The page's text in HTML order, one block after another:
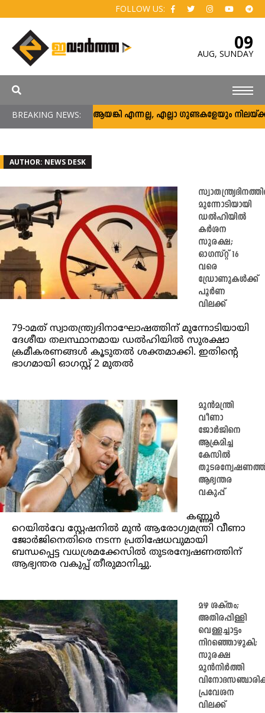
FOLLOW US:
09
AUG, SUNDAY
BREAKING NEWS:
അര്‍ജുന്‍ ആയങ്കി എന്നല്ല, എല്ലാ ഗുണ്ടകളേയും നിലയ്ക്ക്
AUTHOR: NEWS DESK
മുന്നോടിയായി
ഡൽഹിയിൽ
കർശന
സുരക്ഷ;
ഓഗസ്റ്റ് 16
വരെ
ഡ്രോണുകൾക്ക്
പൂർണ
വിലക്ക്
79-ാമത് സ്വാതന്ത്ര്യദിനാഘോഷത്തിന് മുന്നോടിയായി
ദേശീയ തലസ്ഥാനമായ ഡൽഹിയിൽ സുരക്ഷാ
ക്രമീകരണങ്ങൾ കൂടുതൽ ശക്തമാക്കി. ഇതിന്റെ
ഭാഗമായി ഓഗസ്റ്റ് 2 മുതൽ
മുൻമന്ത്രി
വീണാ
ജോർജിനെ
ആക്രമിച്ച
കേസിൽ
ആഭ്യന്തര
വകുപ്പ്
കണ്ണൂർ
റെയിൽവേ സ്റ്റേഷനിൽ മുൻ ആരോഗ്യമന്ത്രി വീണാ
ജോർജിനെതിരെ നടന്ന പ്രതിഷേധവുമായി
ബന്ധപ്പെട്ട വധശ്രമക്കേസിൽ തുടരന്വേഷണത്തിന്
ആഭ്യന്തര വകുപ്പ് തീരുമാനിച്ചു.
മഴ ശക്തം;
അതിരപ്പിള്ളി
വെള്ളച്ചാട്ടം
നിറഞ്ഞൊഴുകി;
സുരക്ഷ
മുൻനിർത്തി
പ്രവേശന
വിലക്ക്